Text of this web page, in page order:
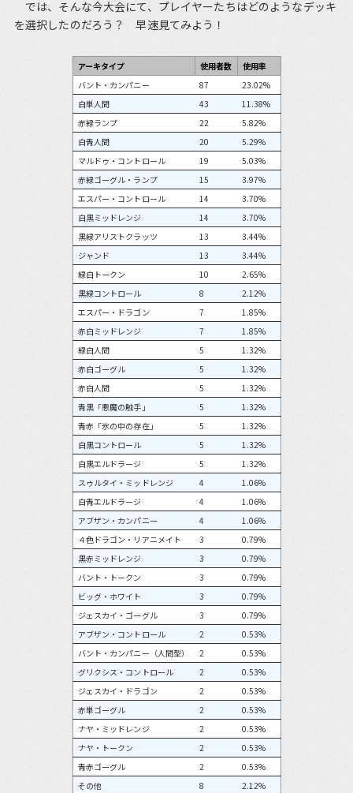
では、そんな今大会にて、プレイヤーたちはどのようなデッキ
を選択したのだろう？ 早速見てみよう！
アーキタイプ 使用者数
使用率
バント・カンパニー
87
23.02%
白単人間
43
11.38%
赤緑ランプ
22
5.82%
白青人間
20
5.29%
マルドゥ・コントロール
19
5.03%
赤緑ゴーグル・ランプ
15
3.97%
エスパー・コントロール
14
3.70%
白黒ミッドレンジ
14
3.70%
黒緑アリストクラッツ
13
3.44%
ジャンド
13
3.44%
緑白トークン
10
2.65%
黒緑コントロール
8
2.12%
エスパー・ドラゴン
7
1.85%
赤白ミッドレンジ
7
1.85%
緑白人間
5
1.32%
赤白ゴーグル
5
1.32%
赤白人間
5
1.32%
青黒「悪魔の触手」
5
1.32%
青赤「氷の中の存在」
5
1.32%
白黒コントロール
5
1.32%
白黒エルドラージ
5
1.32%
スゥルタイ・ミッドレンジ
4
1.06%
白青エルドラージ
4
1.06%
アブザン・カンパニー
4
1.06%
４色ドラゴン・リアニメイト
3
0.79%
黒赤ミッドレンジ
3
0.79%
バント・トークン
3
0.79%
ビッグ・ホワイト
3
0.79%
ジェスカイ・ゴーグル
3
0.79%
アブザン・コントロール
2
0.53%
バント・カンパニー（人間型）
2
0.53%
グリクシス・コントロール
2
0.53%
ジェスカイ・ドラゴン
2
0.53%
赤単ゴーグル
2
0.53%
ナヤ・ミッドレンジ
2
0.53%
ナヤ・トークン
2
0.53%
青赤ゴーグル
2
0.53%
その他
8
2.12%